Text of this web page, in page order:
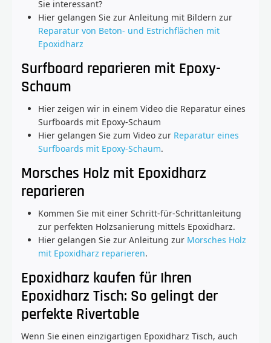
Sie interessant?
Hier gelangen Sie zur Anleitung mit Bildern zur
Reparatur von Beton- und Estrichflächen mit
Epoxidharz
Surfboard reparieren mit Epoxy-
Schaum
Hier zeigen wir in einem Video die Reparatur eines
Surfboards mit Epoxy-Schaum
Hier gelangen Sie zum Video zur Reparatur eines
Surfboards mit Epoxy-Schaum.
Morsches Holz mit Epoxidharz
reparieren
Kommen Sie mit einer Schritt-für-Schrittanleitung
zur perfekten Holzsanierung mittels Epoxidharz.
Hier gelangen Sie zur Anleitung zur Morsches Holz
mit Epoxidharz reparieren.
Epoxidharz kaufen für Ihren
Epoxidharz Tisch: So gelingt der
perfekte Rivertable
Wenn Sie einen einzigartigen Epoxidharz Tisch, auch